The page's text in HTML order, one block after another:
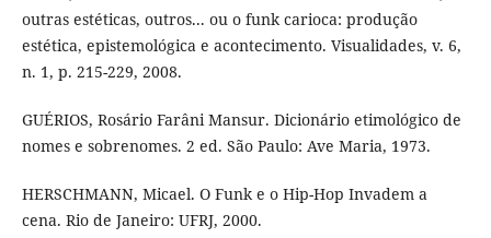
outras estéticas, outros... ou o funk carioca: produção
estética, epistemológica e acontecimento. Visualidades, v. 6,
n. 1, p. 215-229, 2008.
GUÉRIOS, Rosário Farâni Mansur. Dicionário etimológico de
nomes e sobrenomes. 2 ed. São Paulo: Ave Maria, 1973.
HERSCHMANN, Micael. O Funk e o Hip-Hop Invadem a
cena. Rio de Janeiro: UFRJ, 2000.